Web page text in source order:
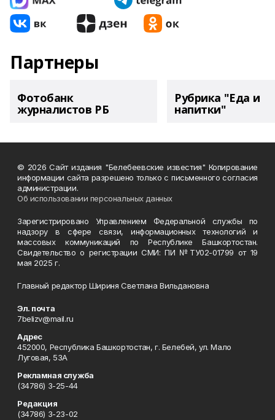
Партнеры
Фотобанк
журналистов РБ
Рубрика "Еда и
напитки"
© 2026 Сайт издания "Белебеевские известия" Копирование
информации сайта разрешено только с письменного согласия
администрации.
Об использовании персональных данных
Зарегистрировано Управлением Федеральной службы по
надзору в сфере связи, информационных технологий и
массовых коммуникаций по Республике Башкортостан.
Свидетельство о регистрации СМИ: ПИ №ТУ02-01799 от 19
мая 2025 г.
Главный редактор Шириня Светлана Вильдановна
Эл. почта
7belizv@mail.ru
Адрес
452000, Республика Башкортостан, г. Белебей, ул. Мало
Луговая, 53А
Рекламная служба
(34786) 3-25-44
Редакция
(34786) 3-23-02